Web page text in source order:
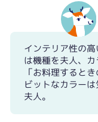
インテリア性の
は機種を夫人、カ
「お料理すると
ビットなカラー
夫人。